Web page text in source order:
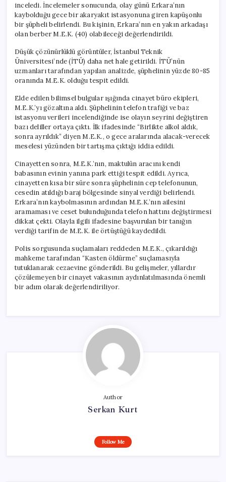
inceledi. İncelemeler sonucunda, olay günü Erkara’nın
kaybolduğu gece bir akaryakıt istasyonuna giren kapüşonlu
bir şüpheli belirlendi. Bu kişinin, Erkara’nın en yakın arkadaşı
olan berber M.E.K. (40) olabileceği değerlendirildi.
Düşük çözünürlüklü görüntüler, İstanbul Teknik
Üniversitesi’nde (İTÜ) daha net hale getirildi. İTÜ’nün
uzmanları tarafından yapılan analizde, şüphelinin yüzde 80-85
oranında M.E.K. olduğu tespit edildi.
Elde edilen bilimsel bulgular ışığında cinayet büro ekipleri,
M.E.K.’yı gözaltına aldı. Şüphelinin telefon trafiği ve baz
istasyonu verileri incelendiğinde ise olayın seyrini değiştiren
bazı deliller ortaya çıktı. İlk ifadesinde “Birlikte alkol aldık,
sonra ayrıldık” diyen M.E.K., o gece aralarında alacak-verecek
meselesi yüzünden bir tartışma çıktığı iddia edildi.
Cinayetten sonra, M.E.K.’nın, maktulün aracını kendi
babasının evinin yanına park ettiği tespit edildi. Ayrıca,
cinayetten kısa bir süre sonra şüphelinin cep telefonunun,
cesedin atıldığı baraj bölgesinde sinyal verdiği belirlendi.
Erkara’nın kaybolmasının ardından M.E.K.’nın ailesini
aramaması ve ceset bulunduğunda telefon hattını değiştirmesi
dikkat çekti. Olayla ilgili ifadesine başvurulan bir tanığın
verdiği tarifin de M.E.K. ile örtüştüğü kaydedildi.
Polis sorgusunda suçlamaları reddeden M.E.K., çıkarıldığı
mahkeme tarafından “Kasten öldürme” suçlamasıyla
tutuklanarak cezaevine gönderildi. Bu gelişmeler, yıllardır
çözülemeyen bir cinayet vakasının aydınlatılmasında önemli
bir adım olarak değerlendiriliyor.
Author
Serkan Kurt
Follow Me